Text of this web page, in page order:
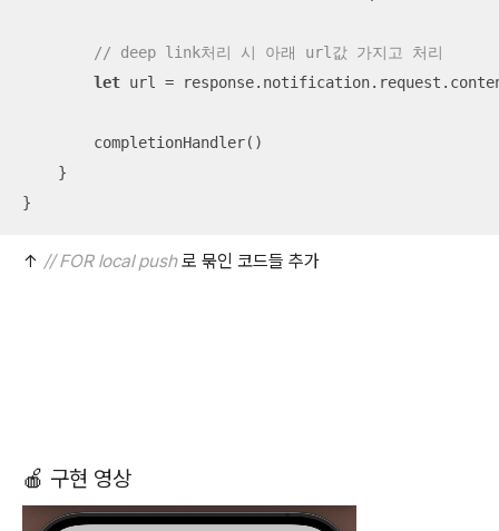
// deep link처리 시 아래 url값 가지고 처리
let url =
        completionHandler()
    }
}
↑ // FOR local push로 묶인 코드들 추가
🍎 구현 영상